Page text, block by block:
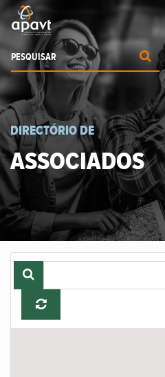
Ajudamos- a expandir os seus negócios
DIRECTÓRIO DE
ASSOCIADOS